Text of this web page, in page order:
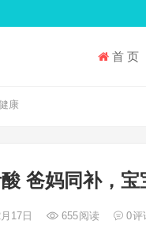
首 页
康
爸妈同补，宝
17日 655阅读 0评